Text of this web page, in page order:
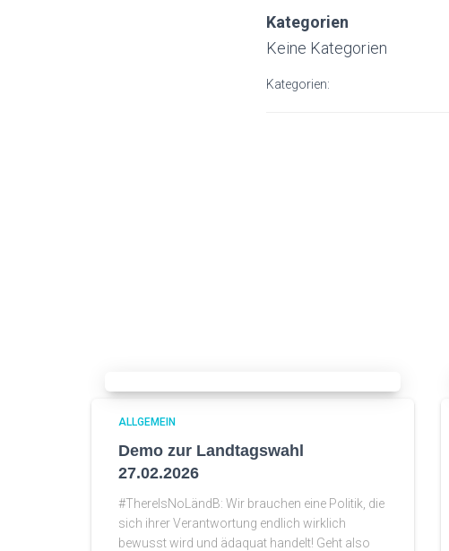
Kategorien
Keine Kategorien
Kategorien:
ALLGEMEIN
Demo zur Landtagswahl
27.02.2026
#ThereIsNoLändB: Wir brauchen eine Politik, die
sich ihrer Verantwortung endlich wirklich
bewusst wird und ädaquat handelt! Geht also